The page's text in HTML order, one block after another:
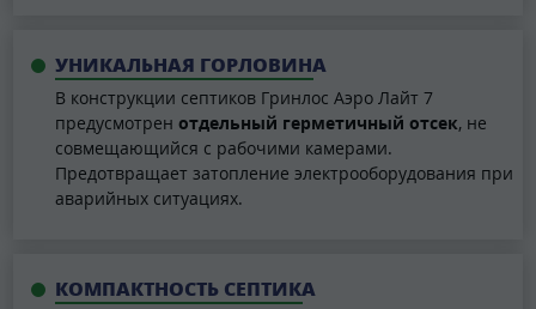
УНИКАЛЬНАЯ ГОРЛОВИНА
В конструкции септиков Гринлос Аэро Лайт 7
предусмотрен отдельный герметичный отсек, не
совмещающийся с рабочими камерами.
Предотвращает затопление электрооборудования при
аварийных ситуациях.
КОМПАКТНОСТЬ СЕПТИКА